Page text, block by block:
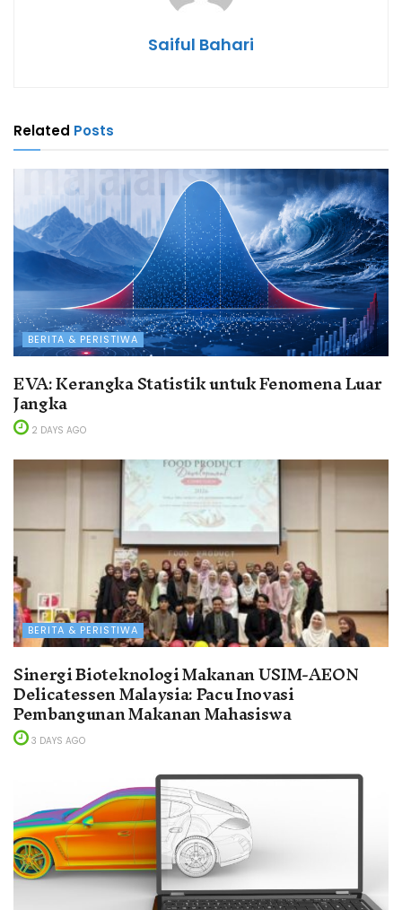
Saiful Bahari
Related Posts
BERITA & PERISTIWA
EVA: Kerangka Statistik untuk Fenomena Luar
Jangka
2 DAYS AGO
BERITA & PERISTIWA
Sinergi Bioteknologi Makanan USIM-AEON
Delicatessen Malaysia: Pacu Inovasi
Pembangunan Makanan Mahasiswa
3 DAYS AGO